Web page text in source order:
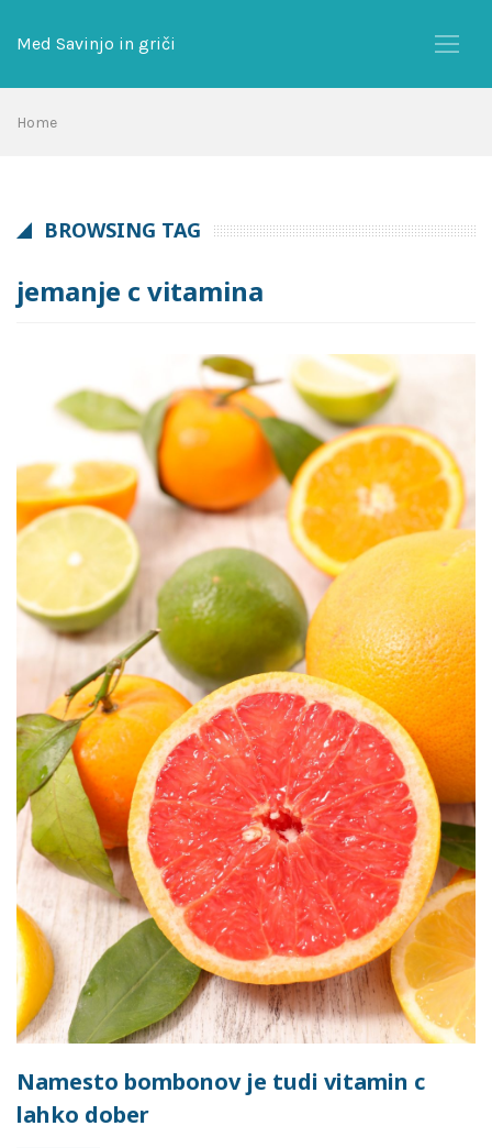
Med Savinjo in griči
Home
BROWSING TAG
jemanje c vitamina
Namesto bombonov je tudi vitamin c
lahko dober